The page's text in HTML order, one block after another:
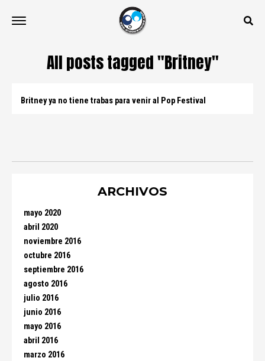
All posts tagged "Britney"
Britney ya no tiene trabas para venir al Pop Festival
ARCHIVOS
mayo 2020
abril 2020
noviembre 2016
octubre 2016
septiembre 2016
agosto 2016
julio 2016
junio 2016
mayo 2016
abril 2016
marzo 2016